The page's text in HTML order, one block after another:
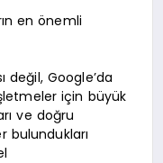
en önemli
değil, Google’da
için büyük
ve doğru
bulundukları